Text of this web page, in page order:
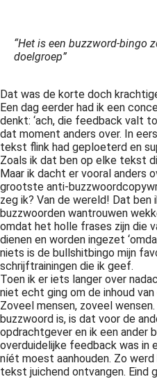
“Het is een buzzword-bingo
doelgroep”
Dat was de korte doch
Een dag eerder had ik een
denkt: ‘ach, die feedback valt
dat moment anders over. In
tekst flink had geploeterd en
Zoals ik dat ben op elke tekst
Maar ik dacht er vooral anders
grootste anti-
zeg ik? Van de wereld! Dat
buzzwoorden wantrouwen
omdat het holle frases zijn die
dienen en worden ingezet
niets is de bullshitbingo mijn
schrijftrainingen die ik geef.
Toen ik er iets langer over
niet echt ging om de inhoud
Zoveel mensen, zoveel
buzzwoord is, is dat voor de
opdrachtgever en ik een ander
overduidelijke feedback was in
níét moest aanhouden. Zo
tekst juichend ontvangen. Eind